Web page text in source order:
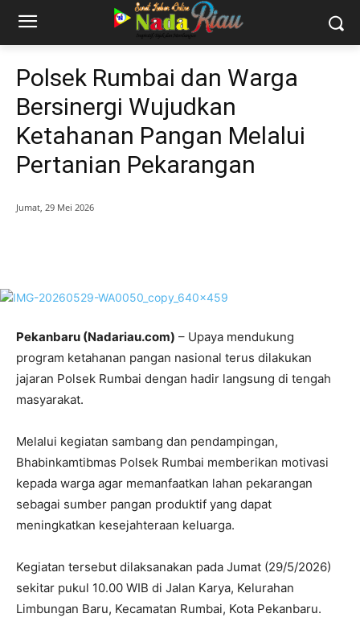
Polsek Rumbai dan Warga
Bersinergi Wujudkan
Ketahanan Pangan Melalui
Pertanian Pekarangan
Jumat, 29 Mei 2026
Pekanbaru (Nadariau.com) – Upaya mendukung
program ketahanan pangan nasional terus dilakukan
jajaran Polsek Rumbai dengan hadir langsung di tengah
masyarakat.
Melalui kegiatan sambang dan pendampingan,
Bhabinkamtibmas Polsek Rumbai memberikan motivasi
kepada warga agar memanfaatkan lahan pekarangan
sebagai sumber pangan produktif yang dapat
meningkatkan kesejahteraan keluarga.
Kegiatan tersebut dilaksanakan pada Jumat (29/5/2026)
sekitar pukul 10.00 WIB di Jalan Karya, Kelurahan
Limbungan Baru, Kecamatan Rumbai, Kota Pekanbaru.